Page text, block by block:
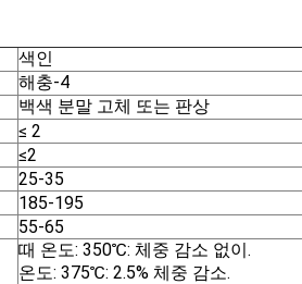
색인
해충-4
백색 분말 고체 또는 판상
≤ 2
≤2
25-35
185-195
55-65
때 온도: 350℃: 체중 감소 없이.
온도: 375℃: 2.5% 체중 감소.